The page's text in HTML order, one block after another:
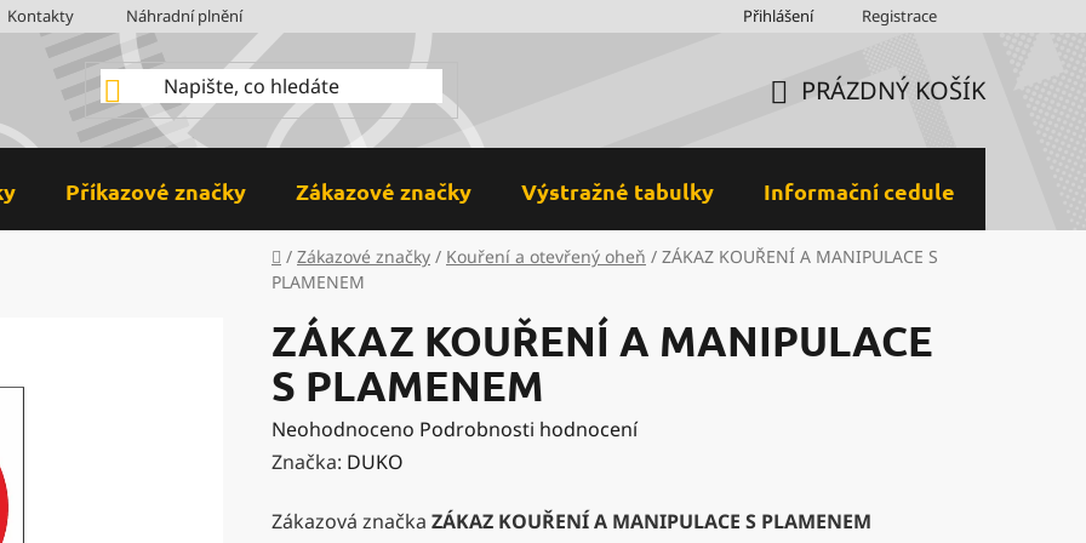
Kontakty Náhradní plnění Ochrana osobních údajů a GDPR
Přihlášení Registrace
KOŠÍK
PRÁZDNÝ KOŠÍK
Příkazové značky Zákazové značky Výstražné tabulky Informační cedule
Domů
/ Zákazové značky / Kouření a otevřený oheň / ZÁKAZ KOUŘENÍ A MANIPULACE S
PLAMENEM
ZÁKAZ KOUŘENÍ A MANIPULACE
S PLAMENEM
Průměrné
hodnocení
je
Neohodnoceno Podrobnosti hodnocení
Značka: DUKO
Zákazová značka ZÁKAZ KOUŘENÍ A MANIPULACE S PLAMENEM